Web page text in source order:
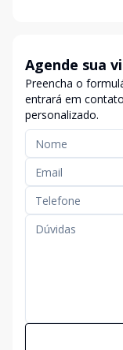
Agende sua
Preencha o
entrará em
personalizado.